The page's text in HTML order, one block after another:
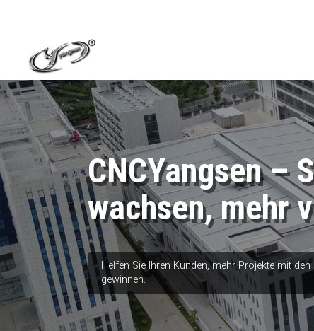
CNCYangsen –
wachsen, mehr
Helfen Sie Ihren Kunden, mehr Projekte mit
gewinnen.